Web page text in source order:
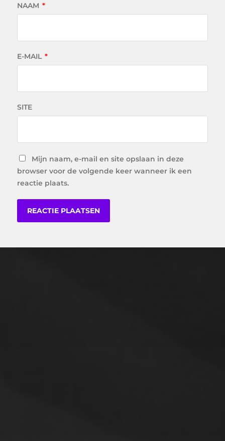
NAAM *
E-MAIL *
SITE
Mijn naam, e-mail en site opslaan in deze
browser voor de volgende keer wanneer ik een
reactie plaats.